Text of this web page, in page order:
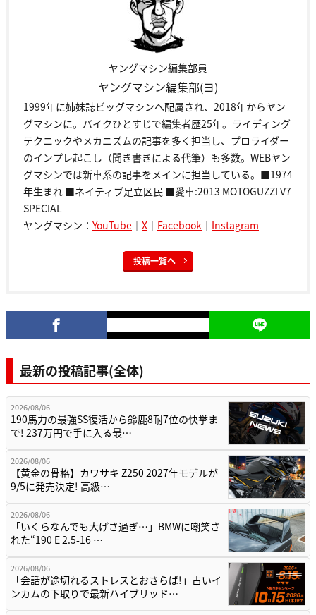
ヤングマシン編集部員
ヤングマシン編集部(ヨ)
1999年に姉妹誌ビッグマシンへ配属され、2018年からヤン
グマシンに。バイクひとすじで編集者歴25年。ライディング
テクニックやメカニズムの記事を多く担当し、プロライダー
のインプレ起こし（聞き書きによる代筆）も多数。WEBヤン
グマシンでは新車系の記事をメインに担当している。■1974
年生まれ ■ネイティブ足立区民 ■愛車:2013 MOTOGUZZI V7
SPECIAL
ヤングマシン： YouTube ｜ X ｜ Facebook ｜ Instagram
投稿一覧へ
最新の投稿記事(全体)
2026/08/06
190馬力の最強SS復活から鈴鹿8耐7位の快挙ま
で! 237万円で手に入る最…
2026/08/06
【黄金の骨格】カワサキ Z250 2027年モデルが
9/5に発売決定! 高級…
2026/08/06
「いくらなんでも大げさ過ぎ…」BMWに嘲笑さ
れた“190 E 2.5-16 …
2026/08/06
「会話が途切れるストレスとおさらば!」古いイ
ンカムの下取りで最新ハイブリッド…